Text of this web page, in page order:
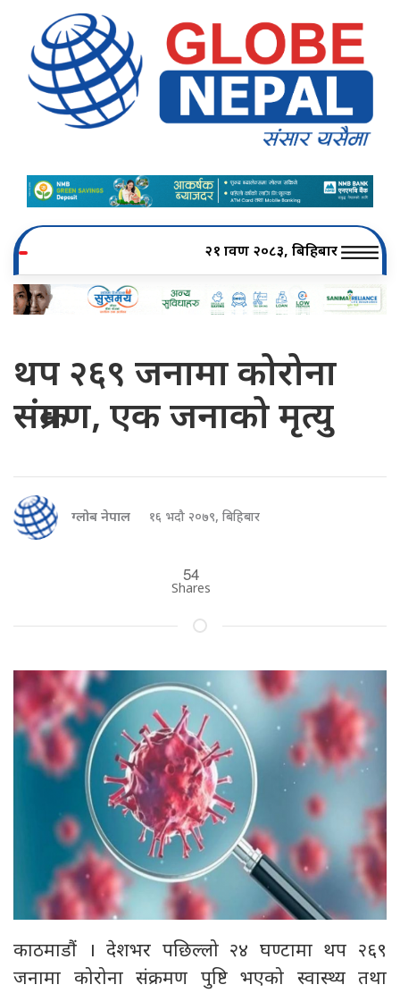
२१ श्रावण २०८३, बिहिबार
थप २६९ जनामा कोरोना
संक्रमण, एक जनाको मृत्यु
ग्लोब नेपाल १६ भदौ २०७९, बिहिबार
54
Shares
काठमाडौं । देशभर पछिल्लो २४ घण्टामा थप २६९
जनामा कोरोना संक्रमण पुष्टि भएको स्वास्थ्य तथा